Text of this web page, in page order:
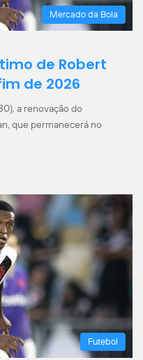
Mercado da Bola
de Robert
de 2026
a renovação do
que permanecerá no
Futebol